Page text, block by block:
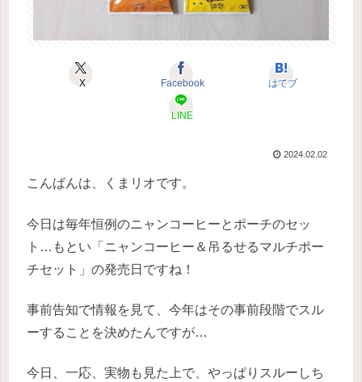
X Facebook はてブ
LINE
2024.02.02
こんばんは、くまリオです。
今日は毎年恒例のニャンコーヒーとポーチのセッ
ト…もとい「ニャンコーヒー＆吊るせるマルチポー
チセット」の発売日ですね！
事前告知で情報を見て、今年はその事前段階でスル
ーすることを決めたんですが…
今日、一応、実物も見た上で、やっぱりスルーしち